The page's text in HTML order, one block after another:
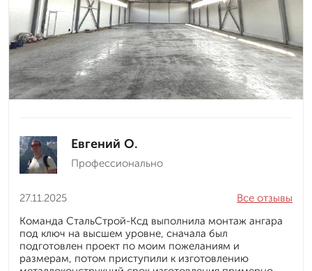
Евгений О.
Профессионально
27.11.2025
Все отзывы
Команда СтальСтрой-Ксд выполнила монтаж ангара
под ключ на высшем уровне, сначала был
подготовлен проект по моим пожеланиям и
размерам, потом приступили к изготовлению